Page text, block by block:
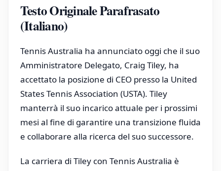
Testo Originale Parafrasato
(Italiano)
Tennis Australia ha annunciato oggi che il suo
Amministratore Delegato, Craig Tiley, ha
accettato la posizione di CEO presso la United
States Tennis Association (USTA). Tiley
manterrà il suo incarico attuale per i prossimi
mesi al fine di garantire una transizione fluida
e collaborare alla ricerca del suo successore.
La carriera di Tiley con Tennis Australia è